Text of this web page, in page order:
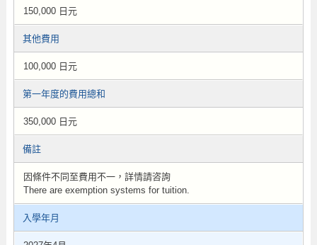
150,000 日元
其他費用
100,000 日元
第一年度的費用總和
350,000 日元
備註
因條件不同至費用不一，詳情請咨詢
There are exemption systems for tuition.
入學年月